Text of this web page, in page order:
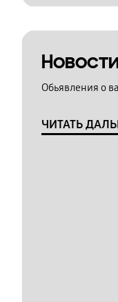
Обьявления о
ЧИТАТЬ